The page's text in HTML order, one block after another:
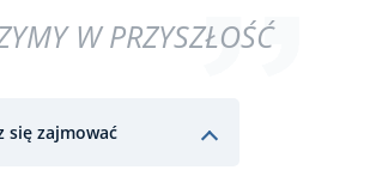
W PRZYSZŁOŚĆ
się zajmować